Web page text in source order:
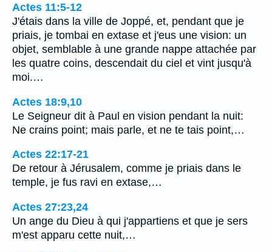
Actes 11:5-12
J'étais dans la ville de Joppé, et, pendant que je
priais, je tombai en extase et j'eus une vision: un
objet, semblable à une grande nappe attachée par
les quatre coins, descendait du ciel et vint jusqu'à
moi.…
Actes 18:9,10
Le Seigneur dit à Paul en vision pendant la nuit:
Ne crains point; mais parle, et ne te tais point,…
Actes 22:17-21
De retour à Jérusalem, comme je priais dans le
temple, je fus ravi en extase,…
Actes 27:23,24
Un ange du Dieu à qui j'appartiens et que je sers
m'est apparu cette nuit,…